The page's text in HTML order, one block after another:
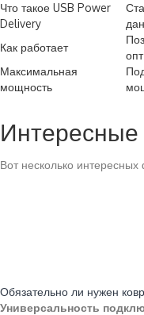
Что такое USB Power
Delivery
Как работает
Максимальная
мощность
Вот несколько
Обязательно ли нужен
Универсальность